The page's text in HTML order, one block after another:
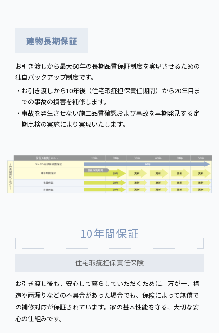
建物長期保証
お引き渡しから最大60年の長期品質保証制度を実現させるための
独自バックアップ制度です。
お引き渡しから10年後（住宅瑕疵担保責任期間）から20年目ま
での事故の損害を補修します。
事故を発生させない施工品質確認および事故を早期発見する定
期点検の実施により実現いたします。
10年間保証
住宅瑕疵担保責任保険
お引き渡し後も、安心して暮らしていただくために。万が一、構
造や雨漏りなどの不具合があった場合でも、保険によって無償で
の補修対応が保証されています。家の基本性能を守る、大切な安
心の仕組みです。